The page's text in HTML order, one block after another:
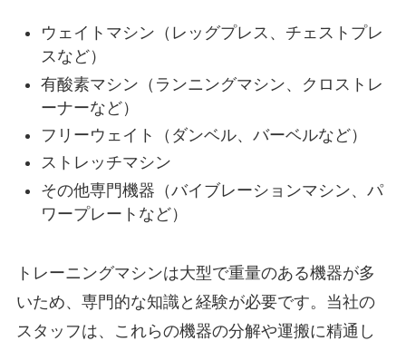
ウェイトマシン（レッグプレス、チェストプレ
スなど）
有酸素マシン（ランニングマシン、クロストレ
ーナーなど）
フリーウェイト（ダンベル、バーベルなど）
ストレッチマシン
その他専門機器（バイブレーションマシン、パ
ワープレートなど）
トレーニングマシンは大型で重量のある機器が多
いため、専門的な知識と経験が必要です。当社の
スタッフは、これらの機器の分解や運搬に精通し